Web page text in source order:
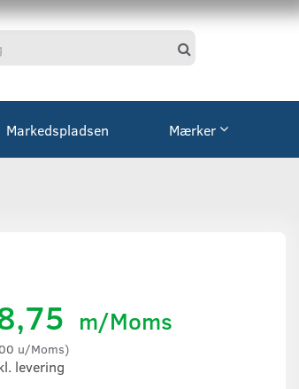
Markedspladsen Mærker
m/Moms
u/Moms)
levering